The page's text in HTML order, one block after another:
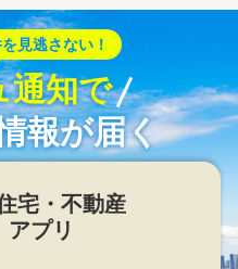
見逃さない！
通知で
報が届く
宅・不動産
アプリ